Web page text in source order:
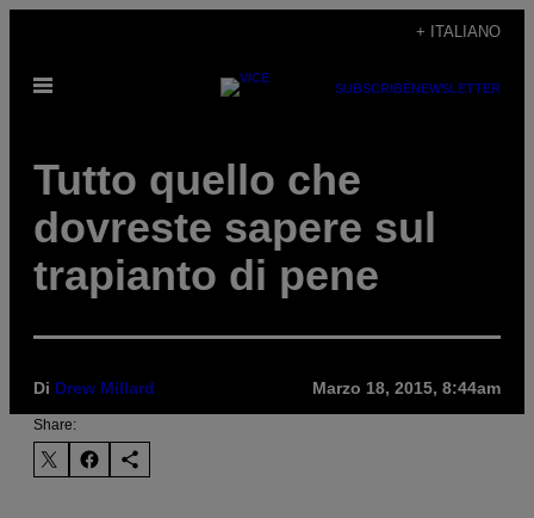
contenuto
+ ITALIANO
Apri
SUBSCRIBENEWSLETTER
Tutto quello che
dovreste sapere sul
trapianto di pene
Di Drew Millard Marzo 18, 2015, 8:44am
Share: